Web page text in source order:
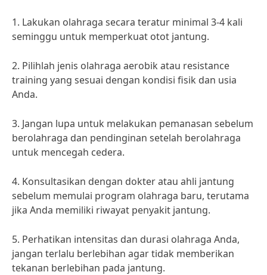
1. Lakukan olahraga secara teratur minimal 3-4 kali
seminggu untuk memperkuat otot jantung.
2. Pilihlah jenis olahraga aerobik atau resistance
training yang sesuai dengan kondisi fisik dan usia
Anda.
3. Jangan lupa untuk melakukan pemanasan sebelum
berolahraga dan pendinginan setelah berolahraga
untuk mencegah cedera.
4. Konsultasikan dengan dokter atau ahli jantung
sebelum memulai program olahraga baru, terutama
jika Anda memiliki riwayat penyakit jantung.
5. Perhatikan intensitas dan durasi olahraga Anda,
jangan terlalu berlebihan agar tidak memberikan
tekanan berlebihan pada jantung.